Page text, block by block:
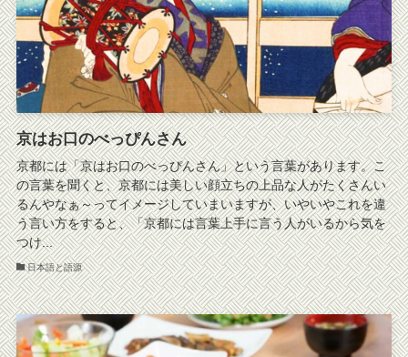
京はお口のべっぴんさん
京都には「京はお口のべっぴんさん」という言葉があります。こ
の言葉を聞くと、京都には美しい顔立ちの上品な人がたくさんい
るんやなぁ～ってイメージしていまいますが、いやいやこれを違
う言い方をすると、「京都には言葉上手に言う人がいるから気を
つけ...
日本語と語源